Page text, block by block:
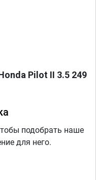
Pilot II 3.5 249
подобрать наше
для него.